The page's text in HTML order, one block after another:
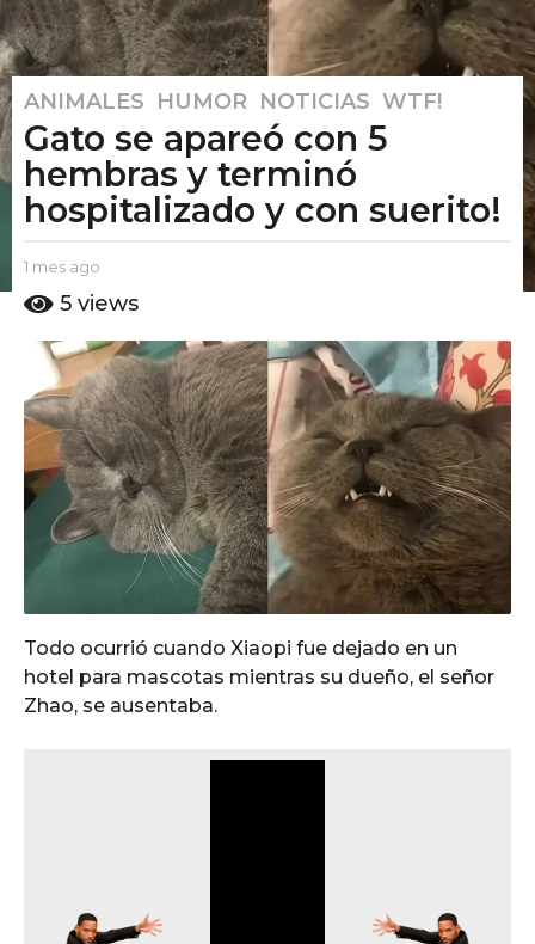
1
m
e
s
a
o
1
a
g
o
ANIMALES ,HUMOR ,NOTICIAS ,WTF!
Gato se apareó con 5
hembras y terminó
hospitalizado y con suerito!
b
E
t
o
A
m
o
1 mes ago
e
a
g
o
5 views
Todo ocurrió cuando Xiaopi fue dejado en un
hotel para mascotas mientras su dueño, el señor
Zhao, se ausentaba.